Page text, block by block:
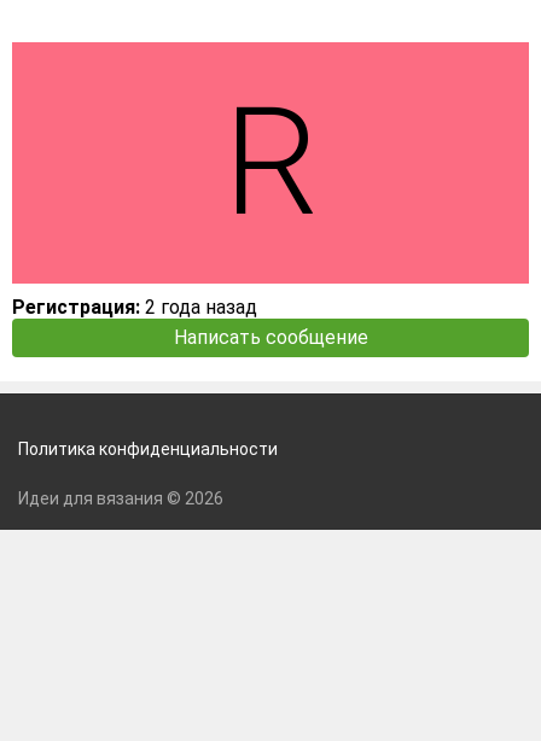
Регистрация: 2 года назад
Написать сообщение
Политика конфиденциальности
Идеи для вязания © 2026